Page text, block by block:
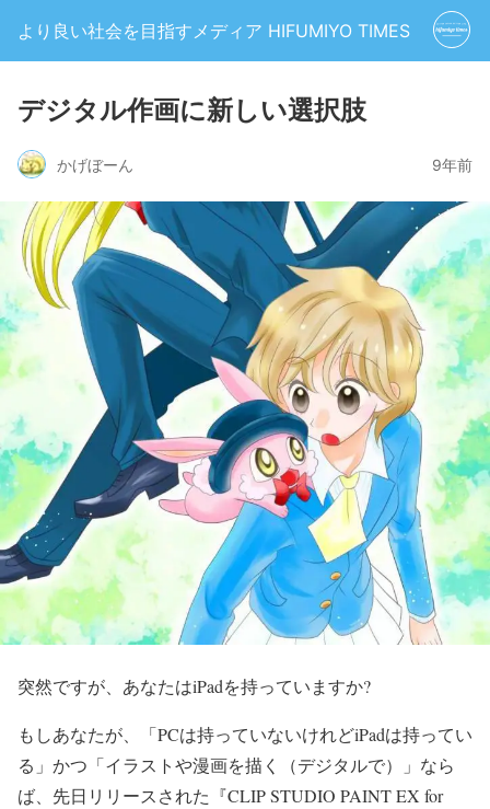
より良い社会を目指すメディア HIFUMIYO TIMES
デジタル作画に新しい選択肢
かげぼーん 9年前
突然ですが、あなたはiPadを持っていますか?
もしあなたが、「PCは持っていないけれどiPadは持ってい
る」かつ 「イラストや漫画を描く（デジタルで）」なら
ば、 先日リリースされた『CLIP STUDIO PAINT EX for